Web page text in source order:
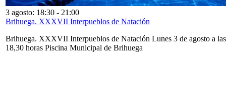
3 agosto: 18:30 - 21:00
Brihuega. XXXVII Interpueblos de Natación
Brihuega. XXXVII Interpueblos de Natación Lunes 3 de agosto a las
18,30 horas Piscina Municipal de Brihuega